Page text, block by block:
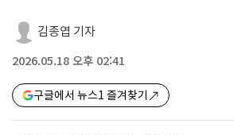
김종엽 기자
2026.05.18 오후 02:41
구글에서 뉴스1 즐겨찾기